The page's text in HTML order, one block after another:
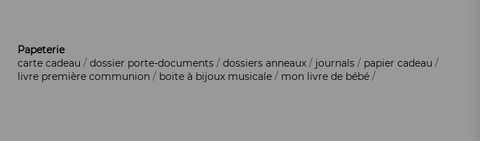
Papeterie
carte cadeau / dossier porte-documents / dossiers anneaux / journals / papier cadeau /
livre première communion / boite à bijoux musicale / mon livre de bébé /